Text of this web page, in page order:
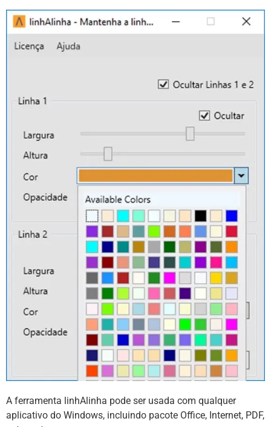
A ferramenta linhAlinha pode ser usada com qualquer
aplicativo do Windows, incluindo pacote Office, Internet, PDF,